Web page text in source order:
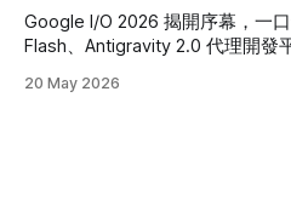
Google I/O 2026 揭開序幕，一
Flash、Antigravity 2.0 代理開發
橫跨 Android、Chrome、
20 May 2026